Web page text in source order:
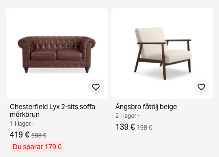
Chesterfield Lyx 2-sits soffa
mörkbrun
1 i lager ·
419 € 598 €
Du sparar 179 €
Ängsbro fåtölj beige
2 i lager ·
139 € 198 €